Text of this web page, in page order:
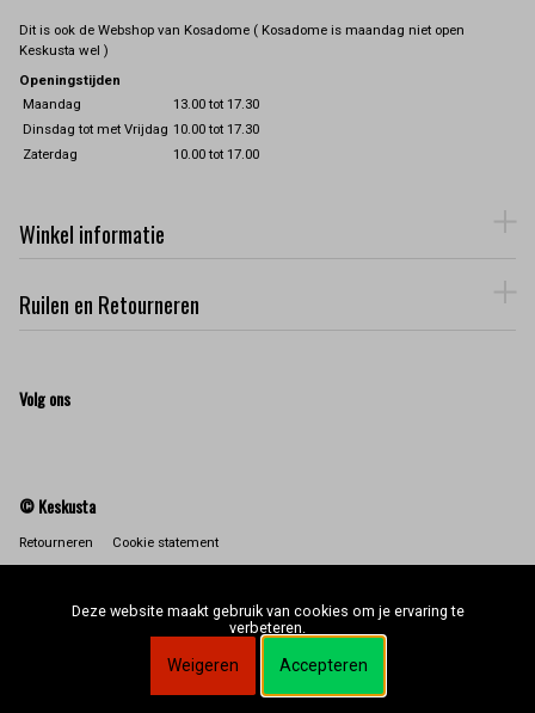
Dit is ook de Webshop van Kosadome ( Kosadome is maandag niet open
Keskusta wel )
Openingstijden
Maandag
13.00 tot 17.30
Dinsdag tot met Vrijdag 10.00 tot 17.30
Zaterdag
10.00 tot 17.00
Winkel informatie
Ruilen en Retourneren
Volg ons
© Keskusta
Retourneren Cookie statement
Deze website maakt gebruik van cookies om je ervaring te
verbeteren.
Weigeren Accepteren